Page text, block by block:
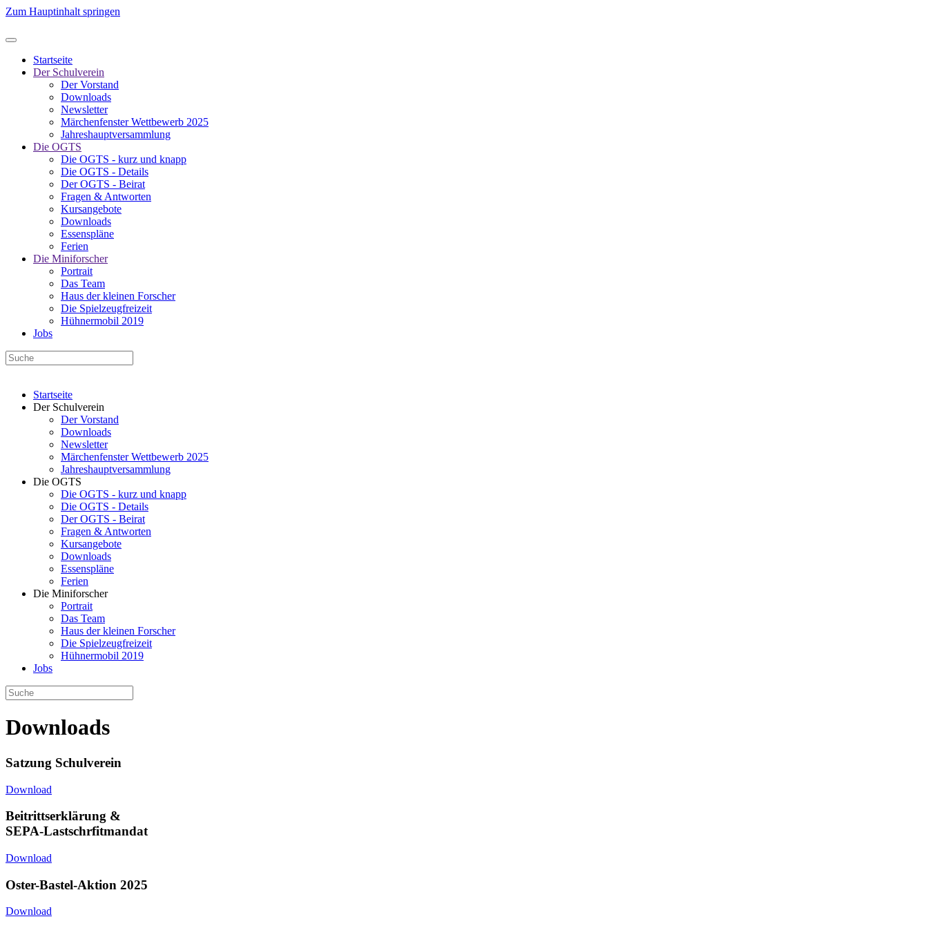
Zum Hauptinhalt springen
Startseite
Der Schulverein
Der Vorstand
Downloads
Newsletter
Märchenfenster Wettbewerb 2025
Jahreshauptversammlung
Die OGTS
Die OGTS - kurz und knapp
Die OGTS - Details
Der OGTS - Beirat
Fragen & Antworten
Kursangebote
Downloads
Essenspläne
Ferien
Die Miniforscher
Portrait
Das Team
Haus der kleinen Forscher
Die Spielzeugfreizeit
Hühnermobil 2019
Jobs
Startseite
Der Schulverein
Der Vorstand
Downloads
Newsletter
Märchenfenster Wettbewerb 2025
Jahreshauptversammlung
Die OGTS
Die OGTS - kurz und knapp
Die OGTS - Details
Der OGTS - Beirat
Fragen & Antworten
Kursangebote
Downloads
Essenspläne
Ferien
Die Miniforscher
Portrait
Das Team
Haus der kleinen Forscher
Die Spielzeugfreizeit
Hühnermobil 2019
Jobs
Downloads
Satzung Schulverein
Download
Beitrittserklärung &
SEPA-Lastschrfitmandat
Download
Oster-Bastel-Aktion 2025
Download